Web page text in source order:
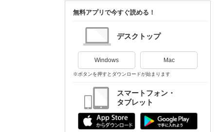
無料アプリで今すぐ読める！
デスクトップ
Windows Mac
※ボタンを押すとダウンロードが始まります
スマートフォン・
タブレット